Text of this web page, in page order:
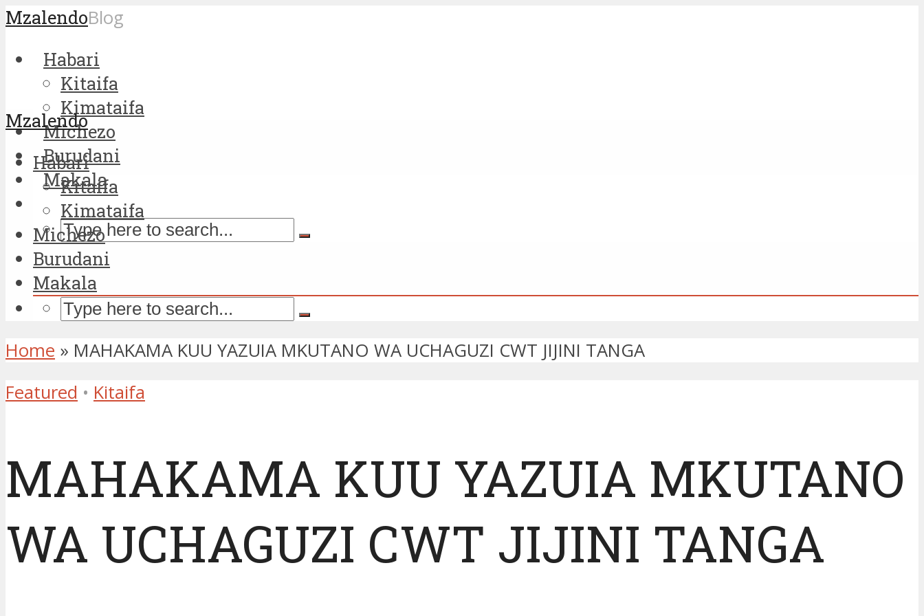
MzalendoBlog
Habari
Kitaifa
Kimataifa
Michezo
Burudani
Makala
Mzalendo
Habari
Kitaifa
Kimataifa
Michezo
Burudani
Makala
Home » MAHAKAMA KUU YAZUIA MKUTANO WA UCHAGUZI CWT JIJINI TANGA
Featured • Kitaifa
MAHAKAMA KUU YAZUIA MKUTANO
WA UCHAGUZI CWT JIJINI TANGA